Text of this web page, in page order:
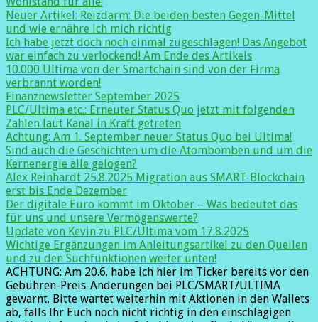
Neuer Artikel: Reizdarm: Die beiden besten Gegen-Mittel
und wie ernähre ich mich richtig
Ich habe jetzt doch noch einmal zugeschlagen! Das Angebot
war einfach zu verlockend! Am Ende des Artikels
10.000 Ultima von der Smartchain sind von der Firma
verbrannt worden!
Finanznewsletter September 2025
PLC/Ultima etc.: Erneuter Status Quo jetzt mit folgenden
Zahlen laut Kanal in Kraft getreten
Achtung: Am 1. September neuer Status Quo bei Ultima!
Sind auch die Geschichten um die Atombomben und um die
Kernenergie alle gelogen?
Alex Reinhardt 25.8.2025 Migration aus SMART-Blockchain
erst bis Ende Dezember
Der digitale Euro kommt im Oktober – Was bedeutet das
für uns und unsere Vermögenswerte?
Update von Kevin zu PLC/Ultima vom 17.8.2025
Wichtige Ergänzungen im Anleitungsartikel zu den Quellen
und zu den Suchfunktionen weiter unten!
ACHTUNG: Am 20.6. habe ich hier im Ticker bereits vor den
Gebühren-Preis-Änderungen bei PLC/SMART/ULTIMA
gewarnt. Bitte wartet weiterhin mit Aktionen in den Wallets
ab, falls Ihr Euch noch nicht richtig in den einschlägigen